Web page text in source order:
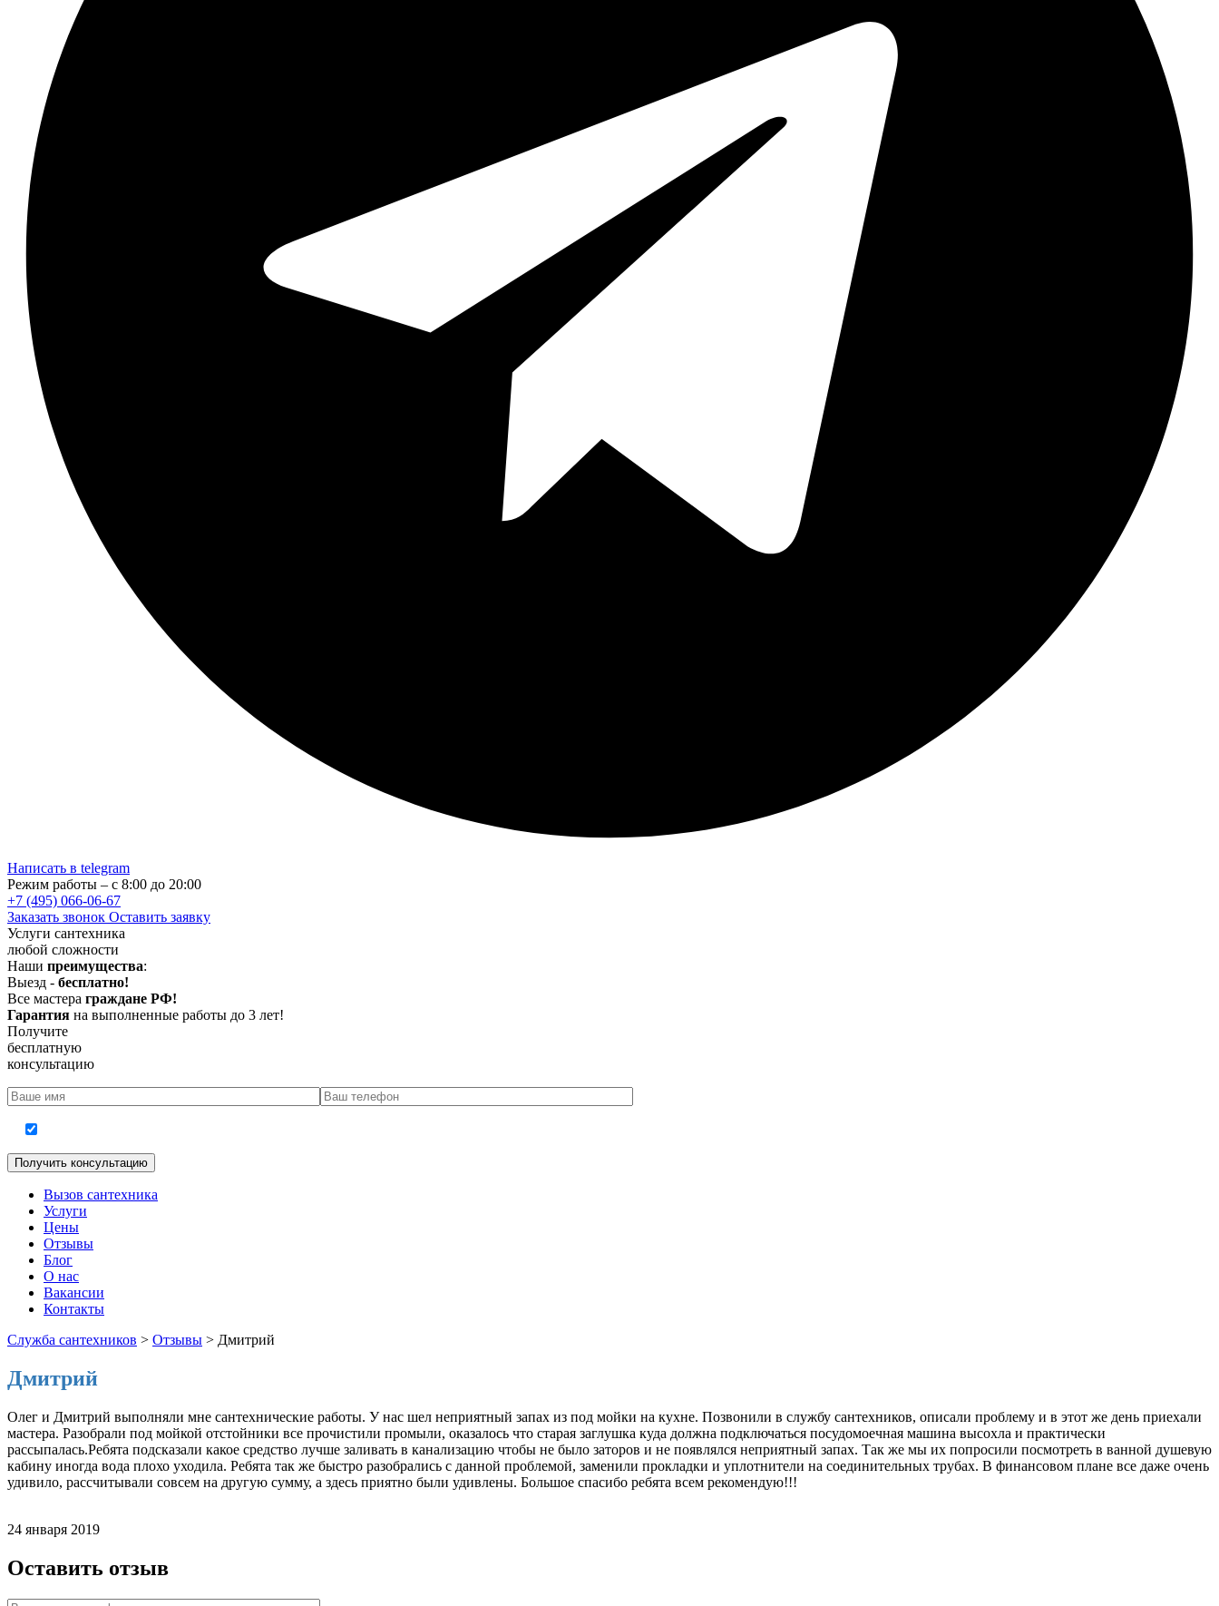
Написать в telegram
Режим работы – с 8:00 до 20:00
+7 (495) 066-06-67
Заказать звонок Оставить заявку
Услуги сантехника
любой сложности
Наши преимущества:
Выезд - бесплатно!
Все мастера граждане РФ!
Гарантия на выполненные работы до 3 лет!
Получите
бесплатную
консультацию
Вызов сантехника
Услуги
Цены
Отзывы
Блог
О нас
Вакансии
Контакты
Служба сантехников > Отзывы > Дмитрий
Дмитрий
Олег и Дмитрий выполняли мне сантехнические работы. У нас шел неприятный запах из под мойки на кухне. Позвонили в службу сантехников, описали проблему и в этот же день приехали
мастера. Разобрали под мойкой отстойники все прочистили промыли, оказалось что старая заглушка куда должна подключаться посудомоечная машина высохла и практически
рассыпалась.Ребята подсказали какое средство лучше заливать в канализацию чтобы не было заторов и не появлялся неприятный запах. Так же мы их попросили посмотреть в ванной душевую
кабину иногда вода плохо уходила. Ребята так же быстро разобрались с данной проблемой, заменили прокладки и уплотнители на соединительных трубах. В финансовом плане все даже очень
удивило, рассчитывали совсем на другую сумму, а здесь приятно были удивлены. Большое спасибо ребята всем рекомендую!!!
24 января 2019
Оставить отзыв